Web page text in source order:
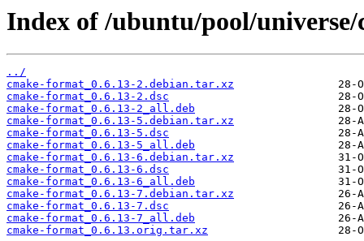
Index of /ubuntu/pool/
../
cmake-format_0.6.13-2.debian.tar.xz
cmake-format_0.6.13-2.dsc
cmake-format_0.6.13-2_all.deb
cmake-format_0.6.13-5.debian.tar.xz
cmake-format_0.6.13-5.dsc
cmake-format_0.6.13-5_all.deb
cmake-format_0.6.13-6.debian.tar.xz
cmake-format_0.6.13-6.dsc
cmake-format_0.6.13-6_all.deb
cmake-format_0.6.13-7.debian.tar.xz
cmake-format_0.6.13-7.dsc
cmake-format_0.6.13-7_all.deb
cmake-format_0.6.13.orig.tar.xz